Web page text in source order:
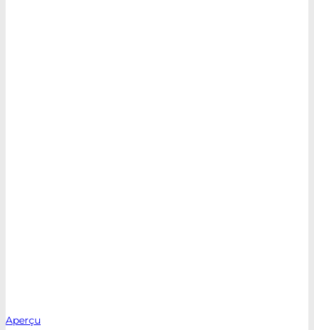
Aperçu